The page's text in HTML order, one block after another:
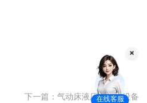
下一篇： 气动床液压制支架设备
在线客服